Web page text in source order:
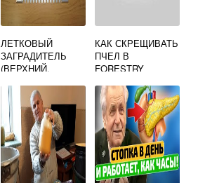
ЛЕТКОВЫЙ
ЗАГРАДИТЕЛЬ
(ВЕРХНИЙ,
ДИАМЕТР 90)
КАК СКРЕЩИВАТЬ
ПЧЕЛ В
FORESTRY